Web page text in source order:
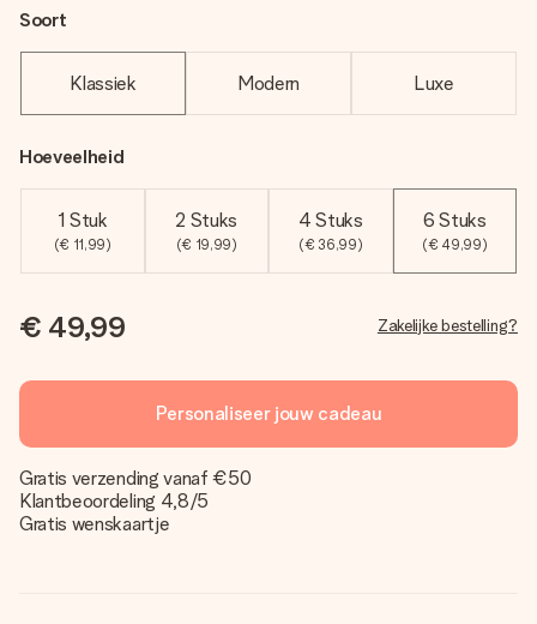
Soort
Klassiek Modern Luxe
Hoeveelheid
1 Stuk
(€ 11,99)
2 Stuks
(€ 19,99)
4 Stuks
(€ 36,99)
6 Stuks
(€ 49,99)
€ 49,99 Zakelijke bestelling?
Personaliseer jouw cadeau
Gratis verzending vanaf €50
Klantbeoordeling 4,8/5
Gratis wenskaartje